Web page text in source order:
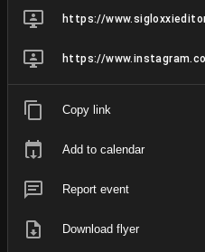
Copy link
Add to calendar
Report event
Download flyer